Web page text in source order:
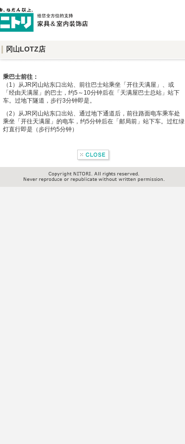
冈山LOTZ店
乘巴士前往：
（1）从JR冈山站东口出站、前往巴士站乘坐「开往天满屋」、或
「经由天满屋」的巴士，约5～10分钟后在「天满屋巴士总站」站下
车。过地下隧道，步行3分钟即是。
（2）从JR冈山站东口出站、通过地下通道后，前往路面电车乘车处
乘坐「开往天满屋」的电车，约5分钟后在「邮局前」站下车。过红绿
灯直行即是（步行约5分钟）